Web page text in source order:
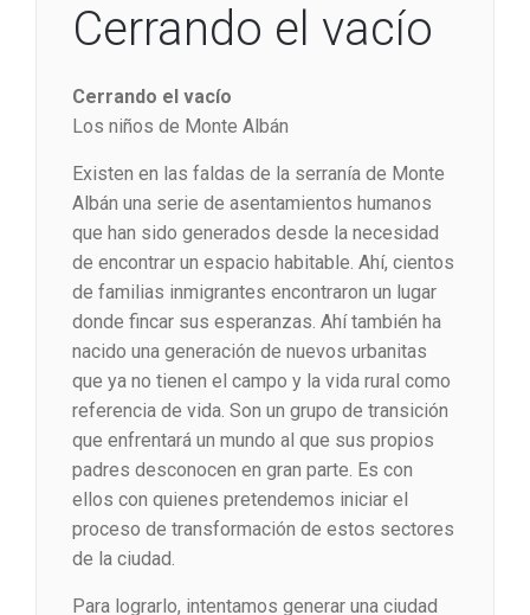
Cerrando el vacío
Cerrando el vacío
Los niños de Monte Albán
Existen en las faldas de la serranía de Monte
Albán una serie de asentamientos humanos
que han sido generados desde la necesidad
de encontrar un espacio habitable. Ahí, cientos
de familias inmigrantes encontraron un lugar
donde fincar sus esperanzas. Ahí también ha
nacido una generación de nuevos urbanitas
que ya no tienen el campo y la vida rural como
referencia de vida. Son un grupo de transición
que enfrentará un mundo al que sus propios
padres desconocen en gran parte. Es con
ellos con quienes pretendemos iniciar el
proceso de transformación de estos sectores
de la ciudad.
Para lograrlo, intentamos generar una ciudad